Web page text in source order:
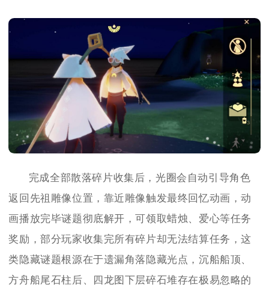
完成全部散落碎片收集后，光圈会自动引导角色
返回先祖雕像位置，靠近雕像触发最终回忆动画，动
画播放完毕谜题彻底解开，可领取蜡烛、爱心等任务
奖励，部分玩家收集完所有碎片却无法结算任务，这
类隐藏谜题根源在于遗漏角落隐藏光点，沉船船顶、
方舟船尾石柱后、四龙图下层碎石堆存在极易忽略的